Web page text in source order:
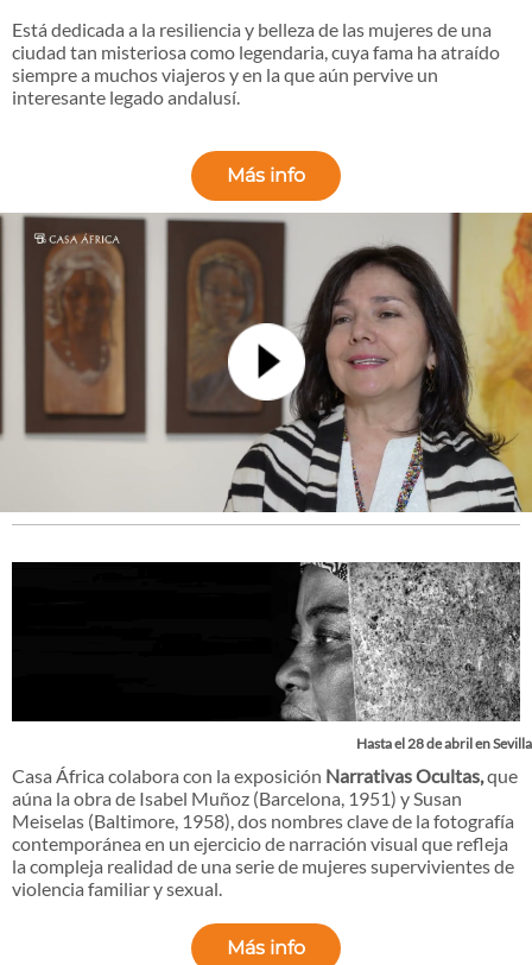
Está dedicada a la resiliencia y belleza de las mujeres de una
ciudad tan misteriosa como legendaria, cuya fama ha atraído
siempre a muchos viajeros y en la que aún pervive un
interesante legado andalusí.
Más info
Hasta el 28 de abril en Sevilla
Casa África colabora con la exposición Narrativas Ocultas,que
aúna la obra de Isabel Muñoz (Barcelona, 1951) y Susan
Meiselas (Baltimore, 1958), dos nombres clave de la fotografía
contemporánea en un ejercicio de narración visual que refleja
la compleja realidad de una serie de mujeres supervivientes de
violencia familiar y sexual.
Más info